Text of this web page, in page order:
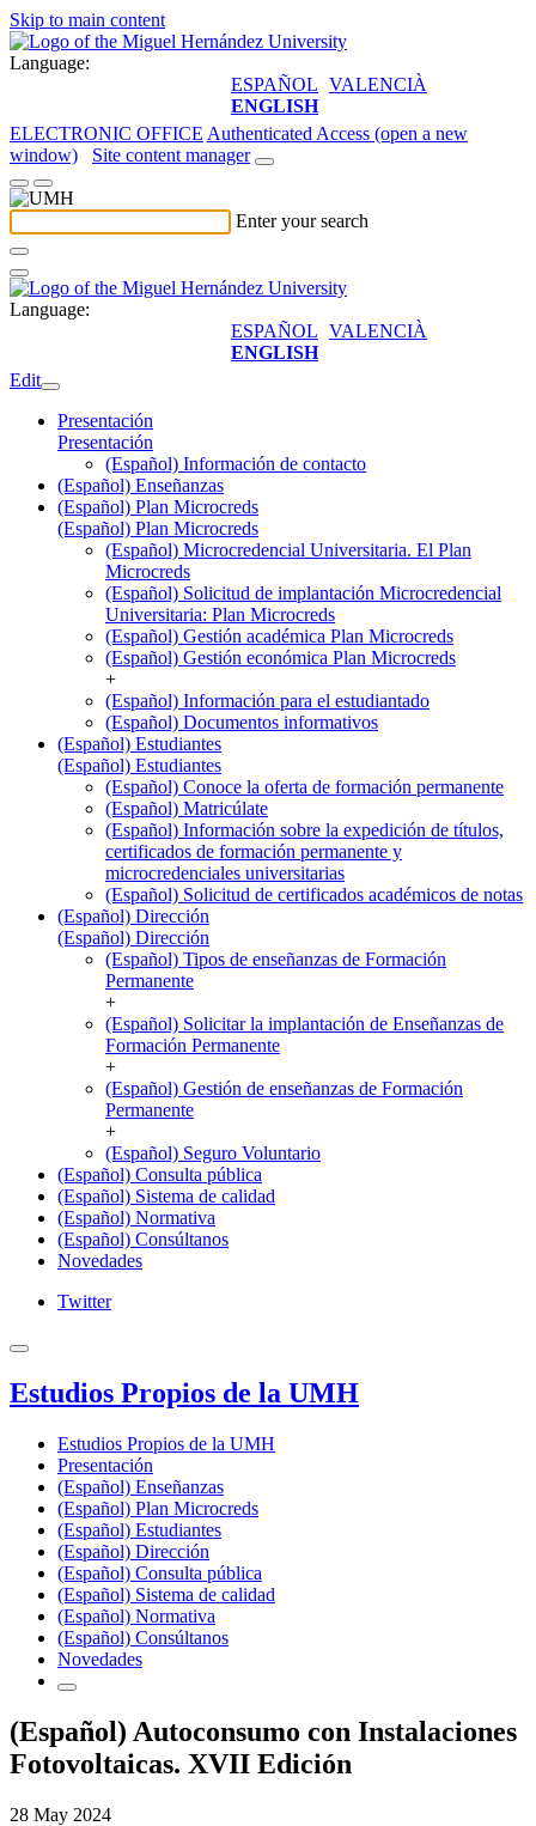
Skip to main content
Language:
ESPAÑOL VALENCIÀ
ENGLISH
ELECTRONIC OFFICE Authenticated Access (open a new
window)
Site content manager
Enter your search
Language:
ESPAÑOL VALENCIÀ
ENGLISH
Edit
Presentación
Presentación
(Español) Información de contacto
(Español) Enseñanzas
(Español) Plan Microcreds
(Español) Plan Microcreds
(Español) Microcredencial Universitaria. El Plan
Microcreds
(Español) Solicitud de implantación Microcredencial
Universitaria: Plan Microcreds
(Español) Gestión académica Plan Microcreds
(Español) Gestión económica Plan Microcreds
+
(Español) Información para el estudiantado
(Español) Documentos informativos
(Español) Estudiantes
(Español) Estudiantes
(Español) Conoce la oferta de formación permanente
(Español) Matricúlate
(Español) Información sobre la expedición de títulos,
certificados de formación permanente y
microcredenciales universitarias
(Español) Solicitud de certificados académicos de notas
(Español) Dirección
(Español) Dirección
(Español) Tipos de enseñanzas de Formación
Permanente
+
(Español) Solicitar la implantación de Enseñanzas de
Formación Permanente
+
(Español) Gestión de enseñanzas de Formación
Permanente
+
(Español) Seguro Voluntario
(Español) Consulta pública
(Español) Sistema de calidad
(Español) Normativa
(Español) Consúltanos
Novedades
Twitter
Estudios Propios de la UMH
Estudios Propios de la UMH
Presentación
(Español) Enseñanzas
(Español) Plan Microcreds
(Español) Estudiantes
(Español) Dirección
(Español) Consulta pública
(Español) Sistema de calidad
(Español) Normativa
(Español) Consúltanos
Novedades
(Español) Autoconsumo con Instalaciones
Fotovoltaicas. XVII Edición
28 May 2024